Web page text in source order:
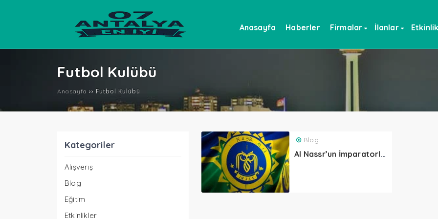
Anasayfa Haberler Firmalar İlanlar
Futbol Kulübü
Anasayfa ›› Futbol Kulübü
Kategoriler
Alışveriş
Blog
Eğitim
Etkinlikler
Blog
Al Nassr’un İmparatorluğu: Suudi Arabistan Futbolunun Yükselen Gücü